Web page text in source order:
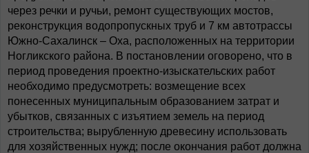
через речки и ручьи, ремонт существующих мостов,
реконструкция водопропускных труб и 7 км автотрассы
Южно-Сахалинск – Оха, расположенных на территории
Ногликского района. В постановлении оговорено, что в
период проведения проектно-изыскательских работ
необходимо предусмотреть: возмещение всех
понесенных муниципальным образованием затрат и
убытков, связанных с изъятием земель на период
строительства; вырубленную древесину использовать
для хозяйственных нужд; после окончания работ должна